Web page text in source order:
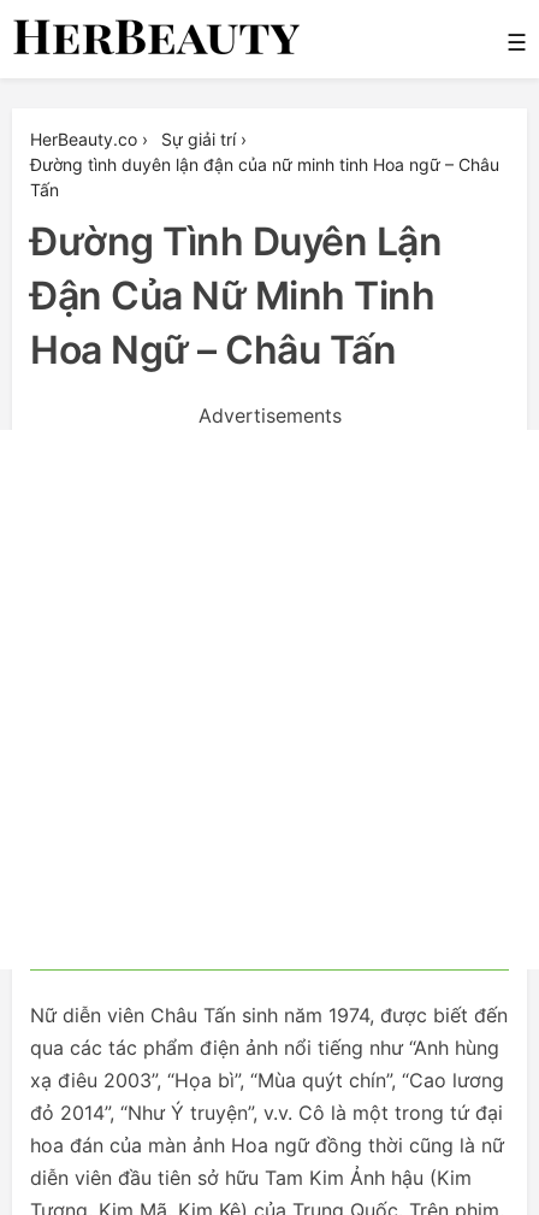
Skip
☰
HerBeauty.co › Sự giải trí›
Đường tình duyên lận đận của nữ minh tinh Hoa ngữ – Châu
Tấn
Đường Tình Duyên Lận
Đận Của Nữ Minh Tinh
Hoa Ngữ – Châu Tấn
Advertisements
Nữ diễn viên Châu Tấn sinh năm 1974, được biết đến
qua các tác phẩm điện ảnh nổi tiếng như “Anh hùng
xạ điêu 2003”, “Họa bì”, “Mùa quýt chín”, “Cao lương
đỏ 2014”, “Như Ý truyện”, v.v. Cô là một trong tứ đại
hoa đán của màn ảnh Hoa ngữ đồng thời cũng là nữ
diễn viên đầu tiên sở hữu Tam Kim Ảnh hậu (Kim
Tượng, Kim Mã, Kim Kê) của Trung Quốc. Trên phim,